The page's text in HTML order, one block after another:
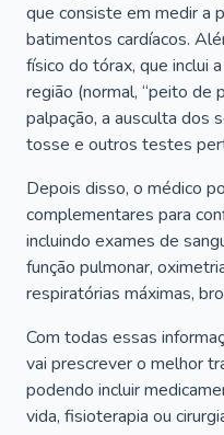
que consiste em medir a
batimentos cardíacos.
físico do tórax, que inclui
região (normal, “peito de
palpação, a ausculta dos
tosse e outros testes
Depois disso, o médico
complementares para
incluindo exames de
função pulmonar,
respiratórias máximas,
Com todas essas
vai prescrever o melhor
podendo incluir
vida, fisioterapia ou